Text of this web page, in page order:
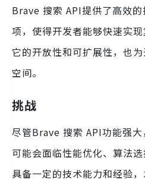
Brave 搜索 API提供了高效
项，使得开发者能够快速实现
它的开放性和可扩展性，也
空间。
挑战
尽管Brave 搜索 API功能强
可能会面临性能优化、算法
具备一定的技术能力和经验